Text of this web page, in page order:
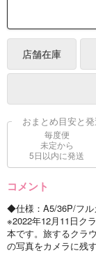
店舗在庫
おまとめ目安と
毎度便
未定から
5日以内に発送
コメント
◆仕様：A5/36P/フル
※2022年12月11日ク
本です。旅するクラ
の写真をカメラに残